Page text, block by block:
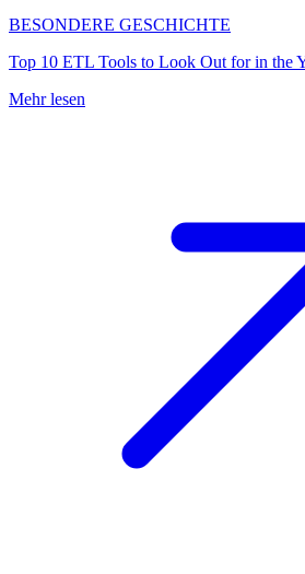
BESONDERE GESCHICHTE
Top 10 ETL Tools to Look Out for in the
Mehr lesen